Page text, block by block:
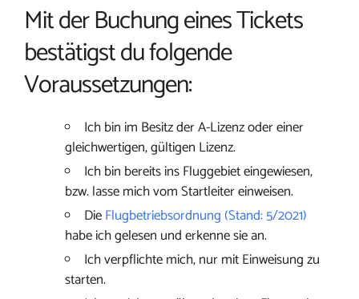
Mit der Buchung eines Tickets
bestätigst du folgende
Voraussetzungen:
Ich bin im Besitz der A-Lizenz oder einer
gleichwertigen, gültigen Lizenz.
Ich bin bereits ins Fluggebiet eingewiesen,
bzw. lasse mich vom Startleiter einweisen.
DieFlugbetriebsordnung (Stand: 5/2021)
habe ich gelesen und erkenne sie an.
Ich verpflichte mich, nur mit Einweisung zu
starten.